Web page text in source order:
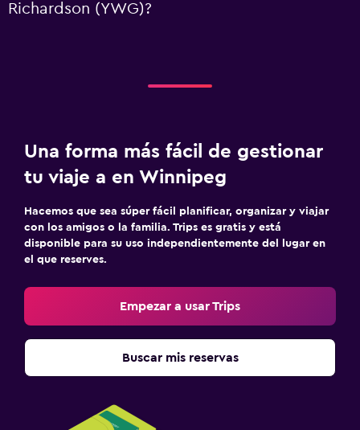
Richardson (YWG)?
Una forma más fácil de gestionar
tu viaje a en Winnipeg
Hacemos que sea súper fácil planificar, organizar y viajar
con los amigos o la familia. Trips es gratis y está
disponible para su uso independientemente del lugar en
el que reserves.
Empezar a usar Trips
Buscar mis reservas